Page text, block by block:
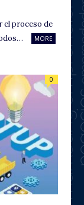
el proceso de
MORE
0